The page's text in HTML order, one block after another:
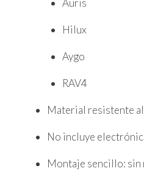
Auris
Hilux
Aygo
RAV4
Material resistente
No incluye
Montaje sencillo: sin